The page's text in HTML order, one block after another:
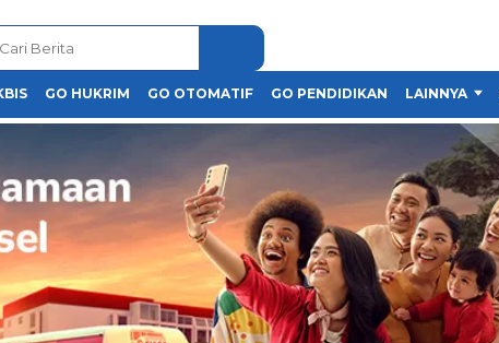
GO HUKRIM GO OTOMATIF GO PENDIDIKAN LAINNYA